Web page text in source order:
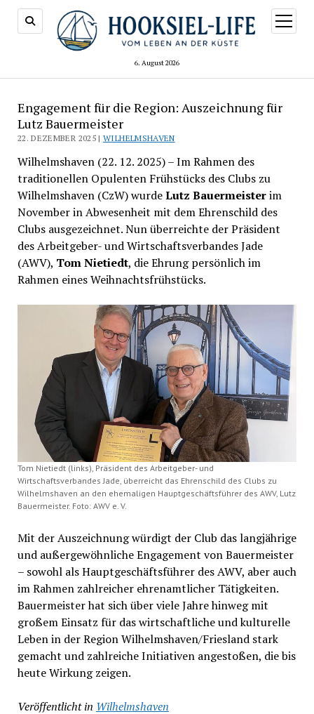
6. August 2026
Menü
öffnen
Engagement für die Region: Auszeichnung für
Lutz Bauermeister
22. DEZEMBER 2025 |WILHELMSHAVEN
Wilhelmshaven (22. 12. 2025) – Im Rahmen des
traditionellen Opulenten Frühstücks des Clubs zu
Wilhelmshaven (CzW) wurdeLutz Bauermeisterim
November in Abwesenheit mit dem Ehrenschild des
Clubs ausgezeichnet. Nun überreichte der Präsident
des Arbeitgeber- und Wirtschaftsverbandes Jade
(AWV), Tom Nietiedt, die Ehrung persönlich im
Rahmen eines Weihnachtsfrühstücks.
Tom Nietiedt (links), Präsident des Arbeitgeber- und
Wirtschaftsverbandes Jade, überreicht das Ehrenschild des Clubs zu
Wilhelmshaven an den ehemaligen Hauptgeschäftsführer des AWV, Lutz
Bauermeister. Foto: AWV e. V.
Mit der Auszeichnung würdigt der Club das langjährige
und außergewöhnliche Engagement von Bauermeister
– sowohl als Hauptgeschäftsführer des AWV, aber auch
im Rahmen zahlreicher ehrenamtlicher Tätigkeiten.
Bauermeister hat sich über viele Jahre hinweg mit
großem Einsatz für das wirtschaftliche und kulturelle
Leben in der Region Wilhelmshaven/Friesland stark
gemacht und zahlreiche Initiativen angestoßen, die bis
heute Wirkung zeigen.
Veröffentlicht in Wilhelmshaven